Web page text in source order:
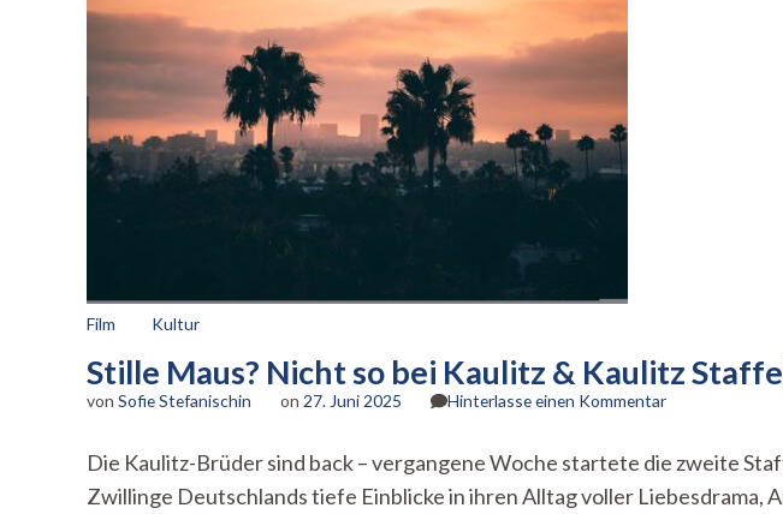
Film Kultur
Stille Maus? Nicht so bei Kaulitz & Kaulitz
von Sofie Stefanischin on 27. Juni 2025 Hinterlasse einen Kommentarzu
Nicht
so
Die Kaulitz-Brüder sind back – vergangene Woche startete die zweite
Zwillinge Deutschlands tiefe Einblicke in ihren Alltag voller Liebesdrama,